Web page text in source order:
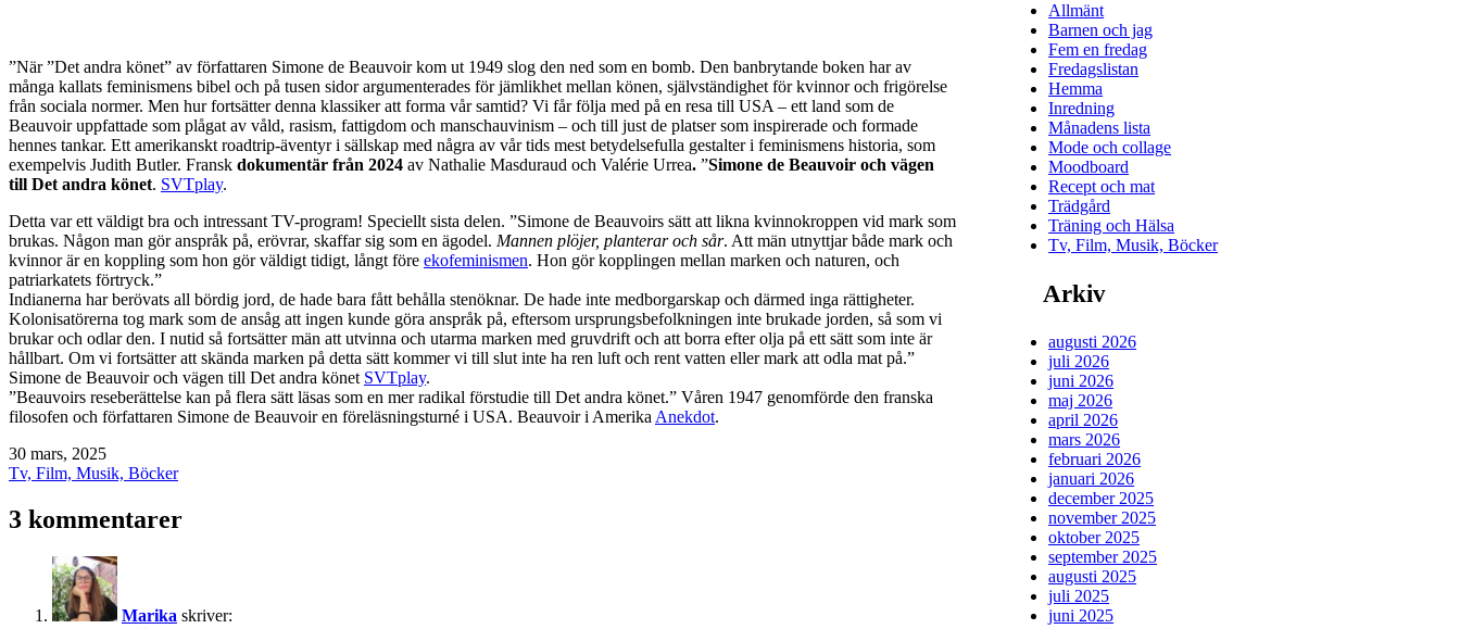
”När ”Det andra könet” av författaren Simone de Beauvoir kom ut 1949 slog den ned som en bomb. Den banbrytande boken har av
många kallats feminismens bibel och på tusen sidor argumenterades för jämlikhet mellan könen, självständighet för kvinnor och frigörelse
från sociala normer. Men hur fortsätter denna klassiker att forma vår samtid? Vi får följa med på en resa till USA – ett land som de
Beauvoir uppfattade som plågat av våld, rasism, fattigdom och manschauvinism – och till just de platser som inspirerade och formade
hennes tankar. Ett amerikanskt roadtrip-äventyr i sällskap med några av vår tids mest betydelsefulla gestalter i feminismens historia, som
exempelvis Judith Butler. Fransk dokumentär från 2024 av Nathalie Masduraud och Valérie Urrea. ”Simone de Beauvoir och vägen
till Det andra könet. SVTplay.
Detta var ett väldigt bra och intressant TV-program! Speciellt sista delen. ”Simone de Beauvoirs sätt att likna kvinnokroppen vid mark som
brukas. Någon man gör anspråk på, erövrar, skaffar sig som en ägodel. Mannen plöjer, planterar och sår. Att män utnyttjar både mark och
kvinnor är en koppling som hon gör väldigt tidigt, långt före ekofeminismen. Hon gör kopplingen mellan marken och naturen, och
patriarkatets förtryck.”
Indianerna har berövats all bördig jord, de hade bara fått behålla stenöknar. De hade inte medborgarskap och därmed inga rättigheter.
Kolonisatörerna tog mark som de ansåg att ingen kunde göra anspråk på, eftersom ursprungsbefolkningen inte brukade jorden, så som vi
brukar och odlar den. I nutid så fortsätter män att utvinna och utarma marken med gruvdrift och att borra efter olja på ett sätt som inte är
hållbart. Om vi fortsätter att skända marken på detta sätt kommer vi till slut inte ha ren luft och rent vatten eller mark att odla mat på.”
Simone de Beauvoir och vägen till Det andra könet SVTplay.
”Beauvoirs reseberättelse kan på flera sätt läsas som en mer radikal förstudie till Det andra könet.” Våren 1947 genomförde den franska
filosofen och författaren Simone de Beauvoir en föreläsningsturné i USA. Beauvoir i Amerika Anekdot.
Publicerat
den
30 mars, 2025
Kategoriserat
Tv, Film, Musik, Böcker
3 kommentarer
Marika skriver:
Allmänt
Barnen och jag
Fem en fredag
Fredagslistan
Hemma
Inredning
Månadens lista
Mode och collage
Moodboard
Recept och mat
Trädgård
Träning och Hälsa
Tv, Film, Musik, Böcker
Arkiv
augusti 2026
juli 2026
juni 2026
maj 2026
april 2026
mars 2026
februari 2026
januari 2026
december 2025
november 2025
oktober 2025
september 2025
augusti 2025
juli 2025
juni 2025